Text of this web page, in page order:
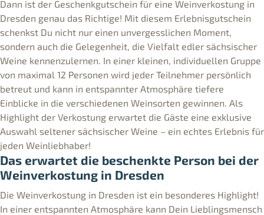
Dann ist der Geschenkgutschein für eine Weinverkostung in
Dresden genau das Richtige! Mit diesem Erlebnisgutschein
schenkst Du nicht nur einen unvergesslichen Moment,
sondern auch die Gelegenheit, die Vielfalt edler sächsischer
Weine kennenzulernen. In einer kleinen, individuellen Gruppe
von maximal 12 Personen wird jeder Teilnehmer persönlich
betreut und kann in entspannter Atmosphäre tiefere
Einblicke in die verschiedenen Weinsorten gewinnen. Als
Highlight der Verkostung erwartet die Gäste eine exklusive
Auswahl seltener sächsischer Weine – ein echtes Erlebnis für
jeden Weinliebhaber!
Das erwartet die beschenkte Person bei der
Weinverkostung in Dresden
Die Weinverkostung in Dresden ist ein besonderes Highlight!
In einer entspannten Atmosphäre kann Dein Lieblingsmensch